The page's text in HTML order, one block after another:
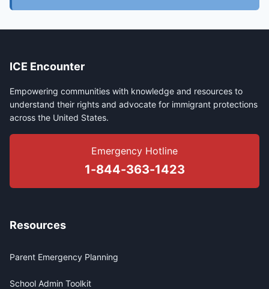
ICE Encounter
Empowering communities with knowledge and resources to
understand their rights and advocate for immigrant protections
across the United States.
Emergency Hotline
1-844-363-1423
Resources
Parent Emergency Planning
School Admin Toolkit